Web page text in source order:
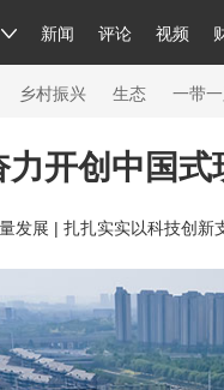
新闻 评论 视频
袖习近平 联播+ 中国
片库 栏目大全 节目单
海外频道 iPanda
乡村振兴 生态 一带
共产党员网 秧纪录 纪
评论 经济 军事 科技
热解读 天天学习
直播 直播中国 熊猫频
力开创中国
发展 | 扎扎实实以科技创新